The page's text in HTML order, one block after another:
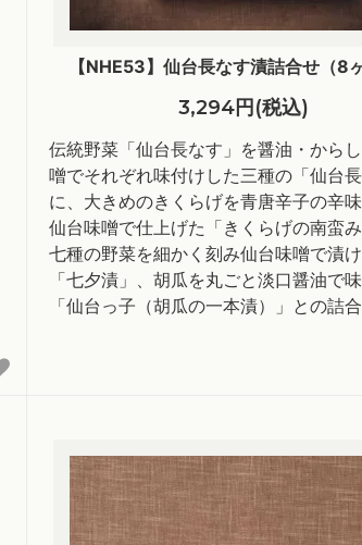
【NHE53】仙台長なす漬詰合せ（8
3,294円(税込)
伝統野菜「仙台長なす」を醤油・から
噌でそれぞれ味付けした三種の「仙台長
に、大きめのきくらげを青唐辛子の辛
仙台味噌で仕上げた「きくらげの南蛮み
七種の野菜を細かく刻み仙台味噌で漬
「七夕漬」、胡瓜を丸ごと淡口醤油で
「仙台っ子（胡瓜の一本漬）」との詰合